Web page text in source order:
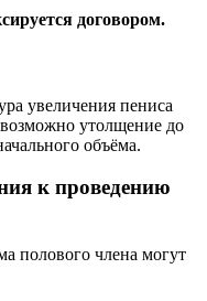
договором.
увеличения пениса
утолщение до
объёма.
к проведению
полового члена могут